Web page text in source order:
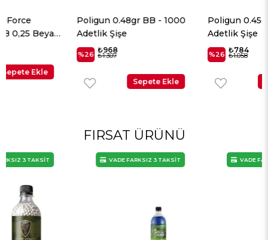
Poligun 0.48gr BB - 1000
Adetlik Şişe
Sepete Ekle
Poligun 0.45gr BB - 1000
Sepete Ekle
FIRSAT ÜRÜNÜ
VADE FARKSIZ 3 TAKSİT VADE FARKSIZ 3 TAKSİT